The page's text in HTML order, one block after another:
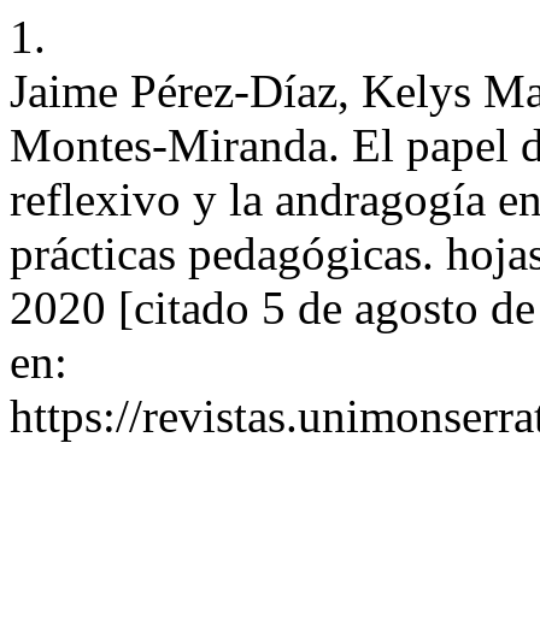
1.
Jaime Pérez-Díaz, Kelys
Montes-Miranda. El papel
reflexivo y la andragogía
prácticas pedagógicas.
2020 [citado 5 de agosto
en:
https://